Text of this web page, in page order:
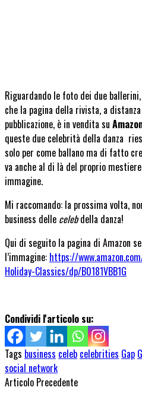
Riguardando le foto dei due
che la pagina della rivista, a
pubblicazione, è in vendita su
queste due celebrità della danza
solo per come ballano ma di fatto
va anche al di là del proprio
immagine.
Mi raccomando: la prossima volta,
business delle celebdella danza!
Qui di seguito la pagina di Amazon
l’immagine: https://
Holiday-Classics/dp/B0181VBB1G
Condividi l'articolo su:
Tags business celeb celebrities Gap
social network
Articolo Precedente